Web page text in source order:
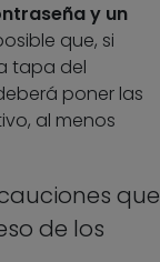
y un
que, si
tapa del
poner las
al menos
que
de los